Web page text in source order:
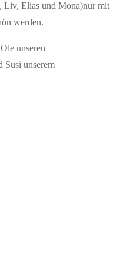
Liv, Elias und Mona)nur mit
werden.
unseren
Susi unserem